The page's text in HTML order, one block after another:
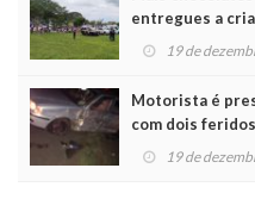
entregues a
19 de
Motorista é
com dois feridos
19 de